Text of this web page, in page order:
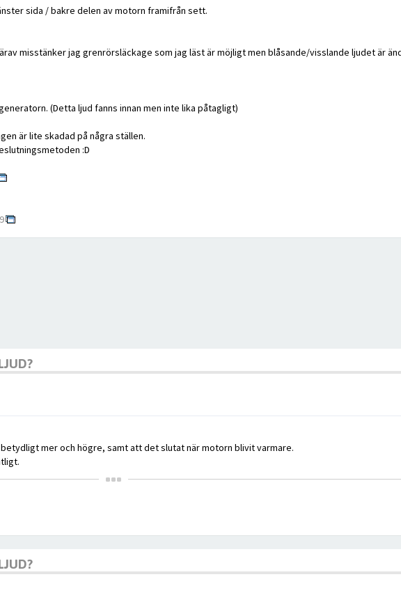
sida / bakre delen av motorn framifrån sett.
misstänker jag grenrörsläckage som jag läst är möjligt men blåsande/visslande ljudet är
(Detta ljud fanns innan men inte lika påtagligt)
är lite skadad på några ställen.
:D
mer och högre, samt att det slutat när motorn blivit varmare.